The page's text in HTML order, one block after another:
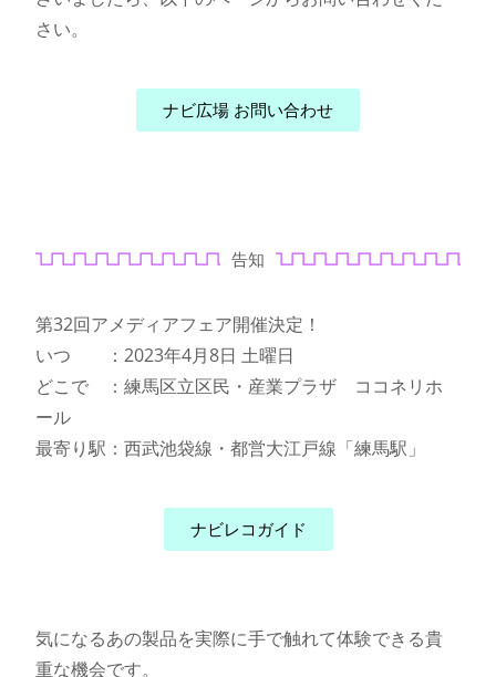
さい。
ナビ広場 お問い合わせ
告知
第32回アメディアフェア開催決定！
いつ ：2023年4月8日 土曜日
どこで ：練馬区立区民・産業プラザ ココネリホ
ール
最寄り駅：西武池袋線・都営大江戸線「練馬駅」
ナビレコガイド
気になるあの製品を実際に手で触れて体験できる貴
重な機会です。